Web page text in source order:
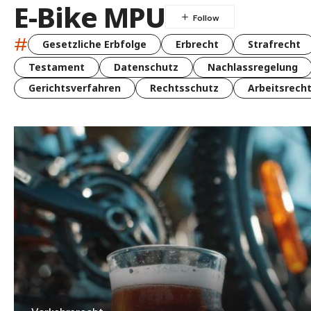
E-Bike MPU
# Gesetzliche Erbfolge Erbrecht
Strafrecht
Testament
Datenschutz
Nachlassregelung
Gerichtsverfahren
Rechtsschutz Arbeitsrecht